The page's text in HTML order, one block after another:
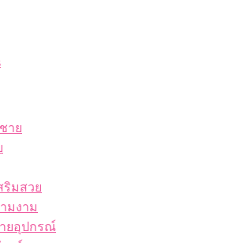
าย
ริมสวย
มงาม
ยอุปกรณ์